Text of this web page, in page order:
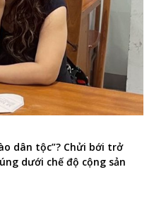
dân tộc”? Chửi bới trở
dưới chế độ cộng sản